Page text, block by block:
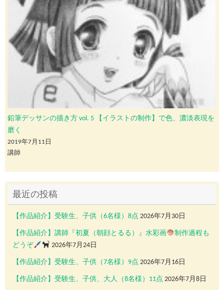
鉛筆デッサンの描き方 vol. 5 【イラストの制作】で色、濃淡表現を
磨く
2019年7月11日
講師
最近の投稿
【作品紹介】受験生、子供（6名様）8点 2026年7月30日
【作品紹介】講師『初夏（朝顔とるる）』水彩画
制作過程も
どうぞ
2026年7月24日
【作品紹介】受験生、子供（7名様）9点 2026年7月16日
【作品紹介】受験生、子供、大人（8名様）11点 2026年7月8日